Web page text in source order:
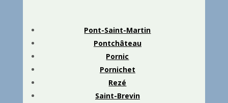
Pont-Saint-Martin
Pontchâteau
Pornic
Pornichet
Rezé
Saint-Brevin